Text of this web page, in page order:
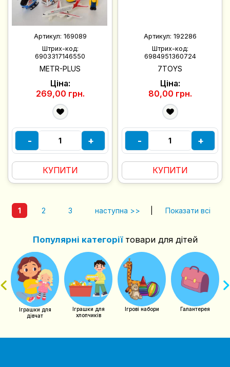
Артикул: 169089
Штрих-код:
6903317146550
METR-PLUS
Ціна:
269,00 грн.
- +
КУПИТИ
Артикул: 192286
Штрих-код:
6984951360724
7TOYS
Ціна:
80,00 грн.
- +
КУПИТИ
1 2 3 наступна >> Показати всі
Популярні категоріїтовари для дітей
Іграшки для
дівчат
Іграшки для
хлопчиків
Ігрові набори Галантерея